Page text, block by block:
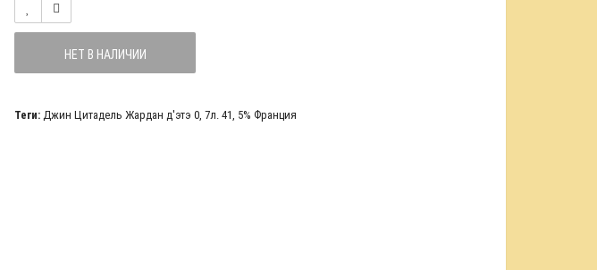
НЕТ В НАЛИЧИИ
Теги: Джин Цитадель Жардан д'этэ 0, 7л. 41, 5% Франция